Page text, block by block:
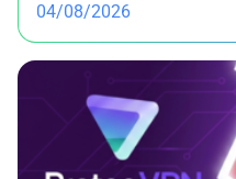
04/08/2026